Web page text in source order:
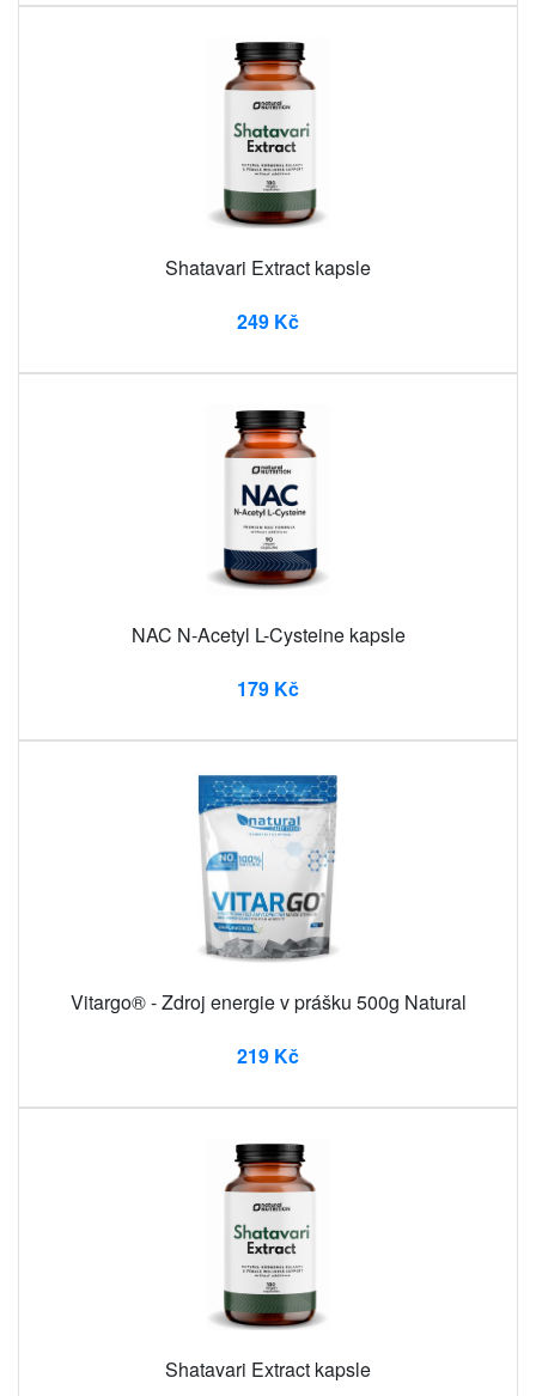
Shatavari Extract kapsle
249 Kč
NAC N-Acetyl L-Cysteine ​​kapsle
179 Kč
Vitargo® - Zdroj energie v prášku 500g Natural
219 Kč
Shatavari Extract kapsle